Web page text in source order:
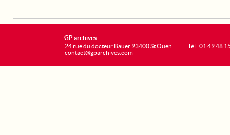
GP archives
24 rue du docteur Bauer 93400 St Ouen
contact@gparchives.com
Tél : 01 49 48